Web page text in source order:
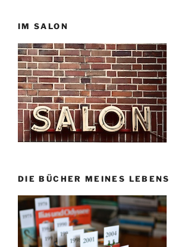
IM SALON
DIE BÜCHER MEINES LEBENS